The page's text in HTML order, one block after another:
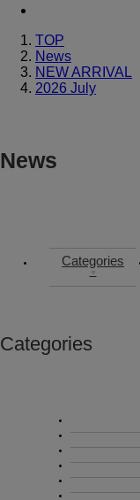
TOP
News
NEW ARRIVAL
2026 July
News
Categories
▼
Categories